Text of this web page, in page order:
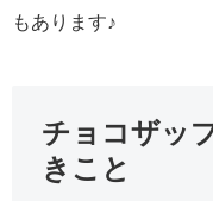
もあります♪
チョコザッ
きこと